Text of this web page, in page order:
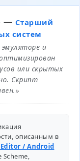
— Старший
систем
и
или скрытых
Скрипт
описанным в
/ Android